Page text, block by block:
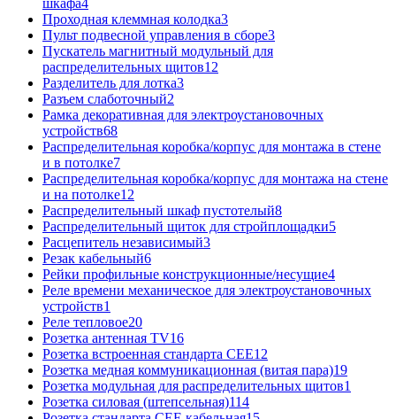
Проходная клеммная колодка3
Пульт подвесной управления в сборе3
Пускатель магнитный модульный для
распределительных щитов12
Разделитель для лотка3
Разъем слаботочный2
Рамка декоративная для электроустановочных
устройств68
Распределительная коробка/корпус для монтажа в стене
и в потолке7
Распределительная коробка/корпус для монтажа на стене
и на потолке12
Распределительный шкаф пустотелый8
Распределительный щиток для стройплощадки5
Расцепитель независимый3
Резак кабельный6
Рейки профильные конструкционные/несущие4
Реле времени механическое для электроустановочных
устройств1
Реле тепловое20
Розетка антенная TV16
Розетка встроенная стандарта CEE12
Розетка медная коммуникационная (витая пара)19
Розетка модульная для распределительных щитов1
Розетка силовая (штепсельная)114